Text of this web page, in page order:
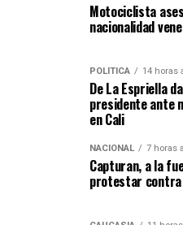
Motociclista
nacionalidad
POLÍTICA 14 horas
De La Espriella
presidente ante
en Cali
NACIONAL 7 horas
Capturan, a la
protestar contra